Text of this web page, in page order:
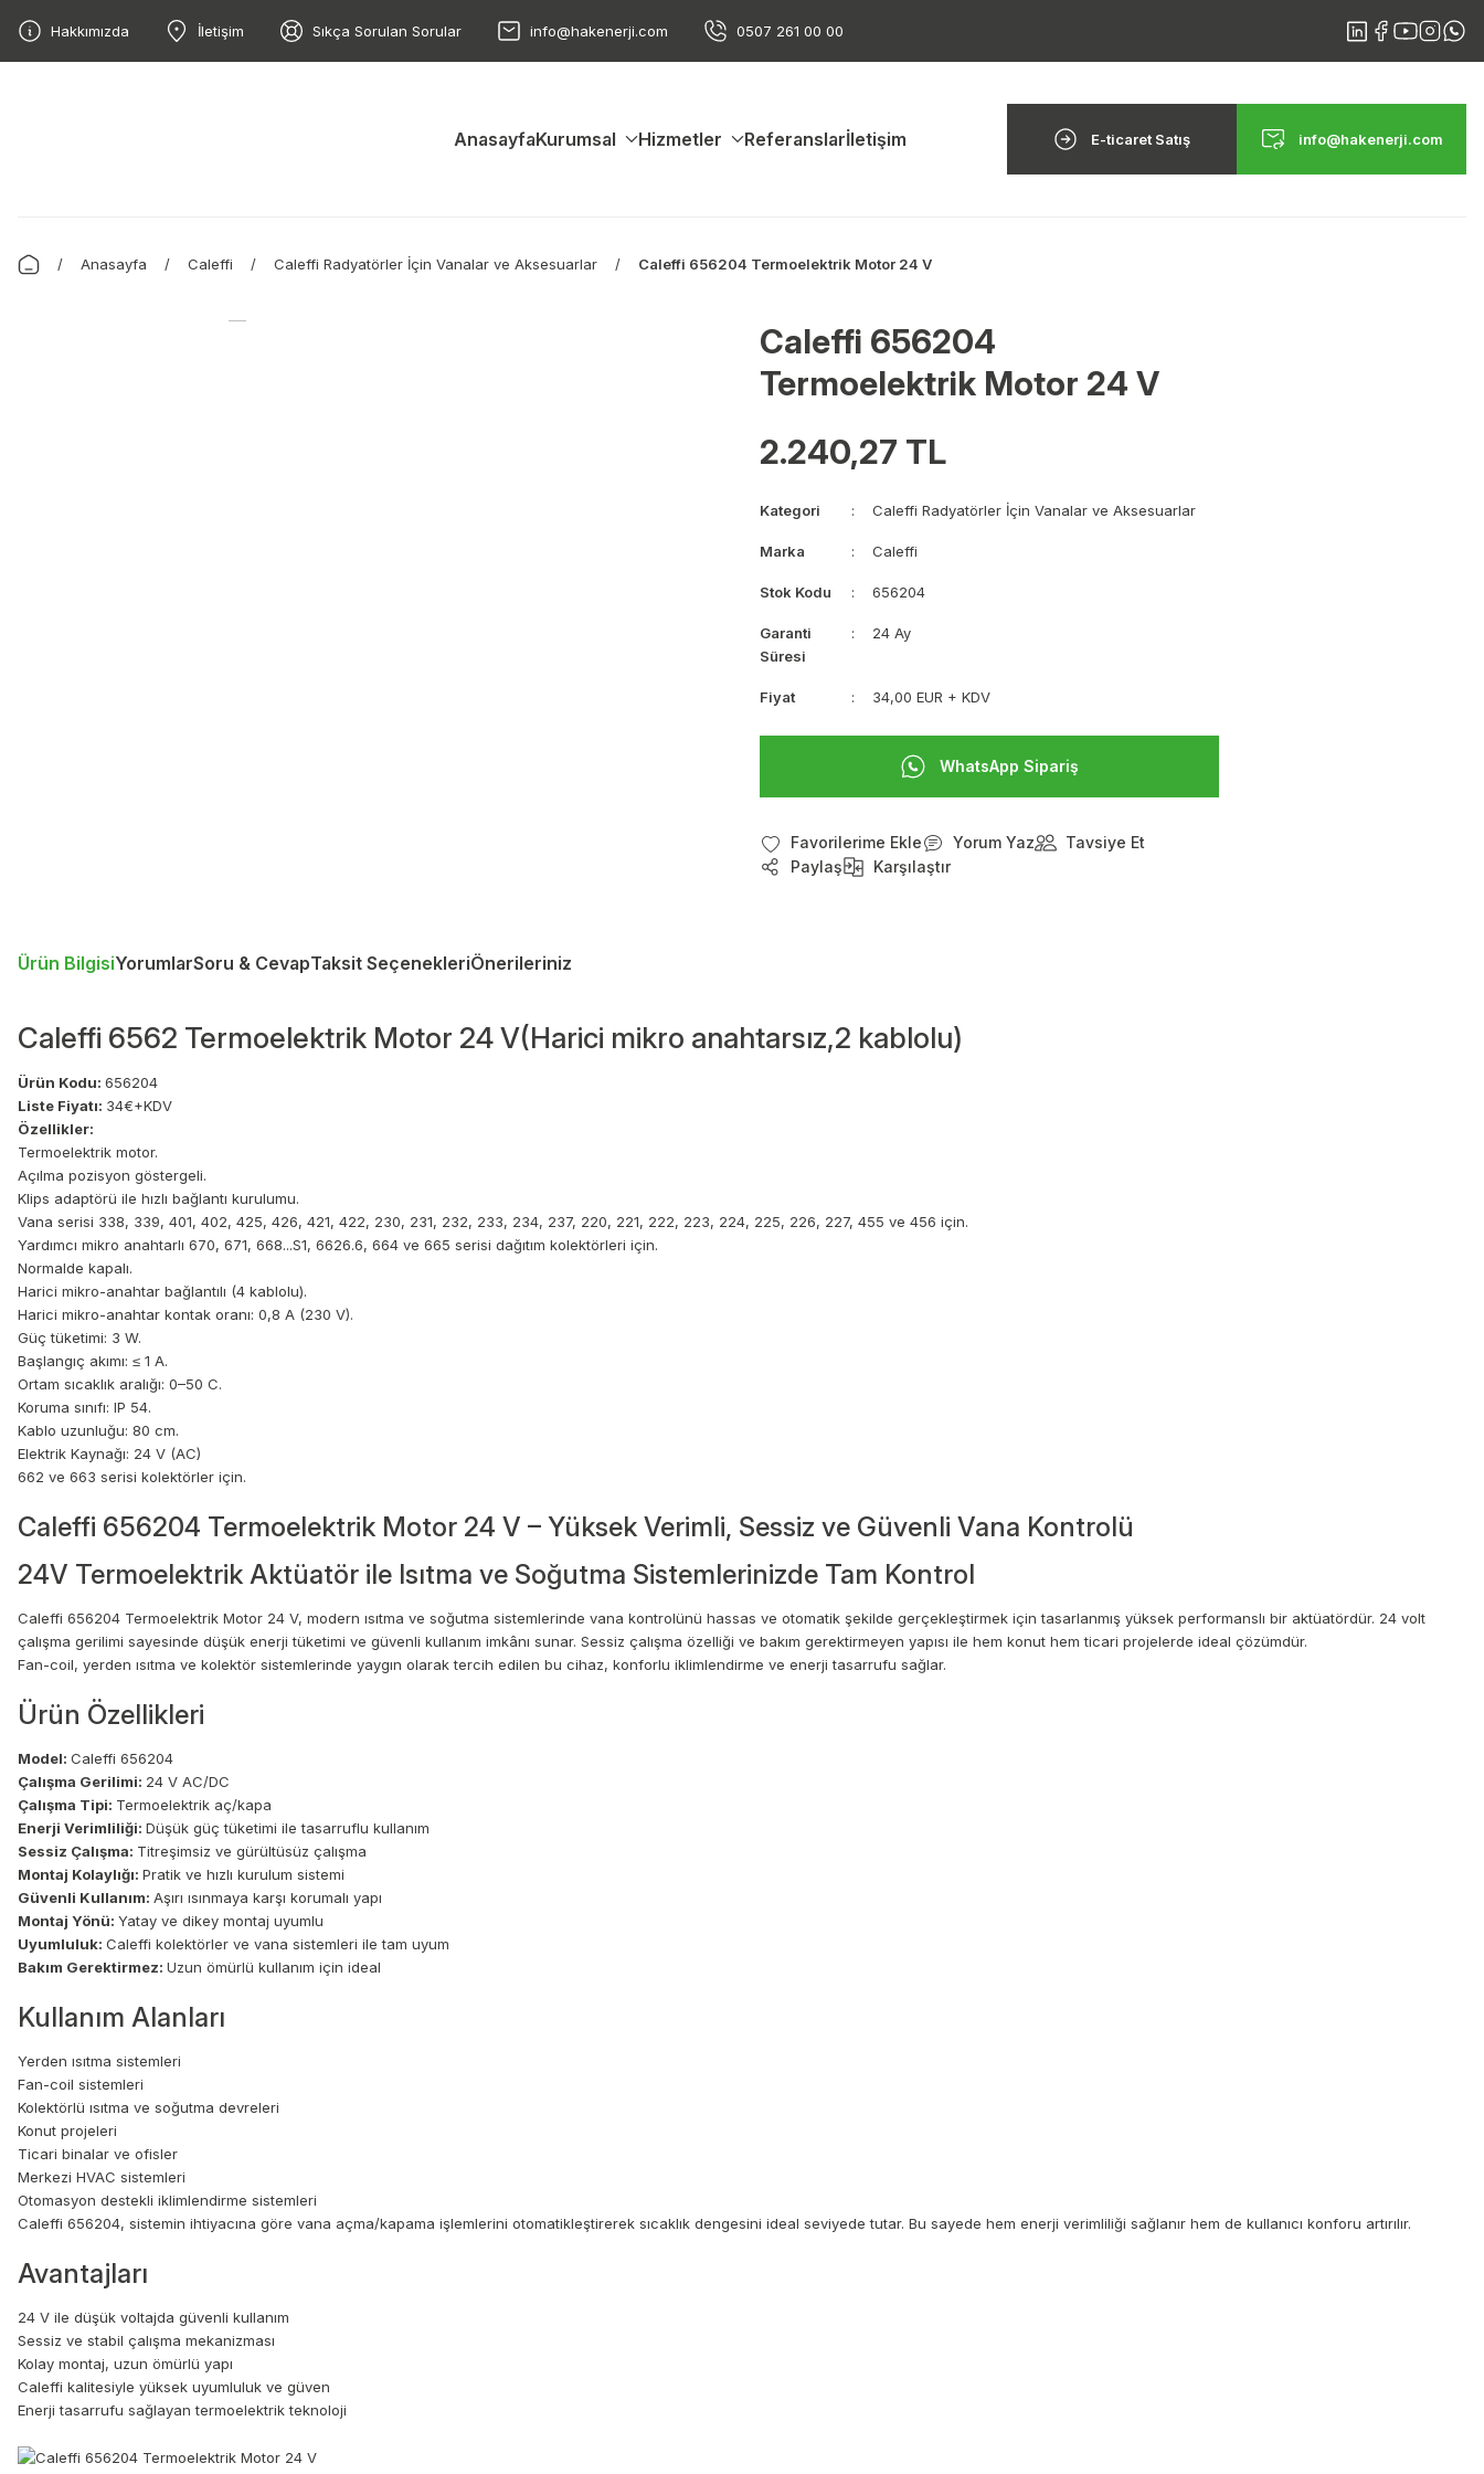
Hakkımızda İletişim Sıkça Sorulan Sorular info@hakenerji.com 0507 261 00 00
AnasayfaKurumsal Hizmetler Referanslarİletişim E-ticaret Satış info@hakenerji.com
Anasayfa Caleffi Caleffi Radyatörler İçin Vanalar ve Aksesuarlar Caleffi 656204 Termoelektrik Motor 24 V
Caleffi 656204
Termoelektrik Motor 24 V
2.240,27 TL
Kategori Caleffi Radyatörler İçin Vanalar ve Aksesuarlar
Marka Caleffi
Stok Kodu 656204
Garanti
Süresi
24 Ay
Fiyat 34,00 EUR + KDV
WhatsApp Sipariş
Yorum Yaz
Tavsiye Et
Paylaş
Karşılaştır
Ürün BilgisiYorumlarSoru & CevapTaksit SeçenekleriÖnerileriniz
Caleffi 6562 Termoelektrik Motor 24 V(Harici mikro anahtarsız,2 kablolu)
Ürün Kodu: 656204
Liste Fiyatı: 34€+KDV
Özellikler:
Termoelektrik motor.
Açılma pozisyon göstergeli.
Klips adaptörü ile hızlı bağlantı kurulumu.
Vana serisi 338, 339, 401, 402, 425, 426, 421, 422, 230, 231, 232, 233, 234, 237, 220, 221, 222, 223, 224, 225, 226, 227, 455 ve 456 için.
Yardımcı mikro anahtarlı 670, 671, 668...S1, 6626.6, 664 ve 665 serisi dağıtım kolektörleri için.
Normalde kapalı.
Harici mikro-anahtar bağlantılı (4 kablolu).
Harici mikro-anahtar kontak oranı: 0,8 A (230 V).
Güç tüketimi: 3 W.
Başlangıç akımı: ≤ 1 A.
Ortam sıcaklık aralığı: 0–50 C.
Koruma sınıfı: IP 54.
Kablo uzunluğu: 80 cm.
Elektrik Kaynağı: 24 V (AC)
662 ve 663 serisi kolektörler için.
Caleffi 656204 Termoelektrik Motor 24 V – Yüksek Verimli, Sessiz ve Güvenli Vana Kontrolü
24V Termoelektrik Aktüatör ile Isıtma ve Soğutma Sistemlerinizde Tam Kontrol
Caleffi 656204 Termoelektrik Motor 24 V, modern ısıtma ve soğutma sistemlerinde vana kontrolünü hassas ve otomatik şekilde gerçekleştirmek için tasarlanmış yüksek performanslı bir aktüatördür. 24 volt
çalışma gerilimi sayesinde düşük enerji tüketimi ve güvenli kullanım imkânı sunar. Sessiz çalışma özelliği ve bakım gerektirmeyen yapısı ile hem konut hem ticari projelerde ideal çözümdür.
Fan-coil, yerden ısıtma ve kolektör sistemlerinde yaygın olarak tercih edilen bu cihaz, konforlu iklimlendirme ve enerji tasarrufu sağlar.
Ürün Özellikleri
Model: Caleffi 656204
Çalışma Gerilimi: 24 V AC/DC
Çalışma Tipi: Termoelektrik aç/kapa
Enerji Verimliliği: Düşük güç tüketimi ile tasarruflu kullanım
Sessiz Çalışma: Titreşimsiz ve gürültüsüz çalışma
Montaj Kolaylığı: Pratik ve hızlı kurulum sistemi
Güvenli Kullanım: Aşırı ısınmaya karşı korumalı yapı
Montaj Yönü: Yatay ve dikey montaj uyumlu
Uyumluluk: Caleffi kolektörler ve vana sistemleri ile tam uyum
Bakım Gerektirmez: Uzun ömürlü kullanım için ideal
Kullanım Alanları
Yerden ısıtma sistemleri
Fan-coil sistemleri
Kolektörlü ısıtma ve soğutma devreleri
Konut projeleri
Ticari binalar ve ofisler
Merkezi HVAC sistemleri
Otomasyon destekli iklimlendirme sistemleri
Caleffi 656204, sistemin ihtiyacına göre vana açma/kapama işlemlerini otomatikleştirerek sıcaklık dengesini ideal seviyede tutar. Bu sayede hem enerji verimliliği sağlanır hem de kullanıcı konforu artırılır.
Avantajları
24 V ile düşük voltajda güvenli kullanım
Sessiz ve stabil çalışma mekanizması
Kolay montaj, uzun ömürlü yapı
Caleffi kalitesiyle yüksek uyumluluk ve güven
Enerji tasarrufu sağlayan termoelektrik teknoloji